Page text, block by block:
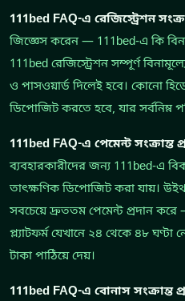
111bed FAQ-এ রেজিস্ট্রেশন
জিজ্ঞেস করেন — 111bed-এ কি
111bed রেজিস্ট্রেশন সম্পূর্ণ
ও পাসওয়ার্ড দিলেই হবে। কোনো
ডিপোজিট করতে হবে, যার সর্বনিম্ন
111bed FAQ-এ পেমেন্ট সংক্রান্ত
ব্যবহারকারীদের জন্য 111bed-এ
তাৎক্ষণিক ডিপোজিট করা যায়।
সবচেয়ে দ্রুততম পেমেন্ট প্রদান
প্ল্যাটফর্ম যেখানে ২৪ থেকে ৪৮ ঘণ্টা
টাকা পাঠিয়ে দেয়।
111bed FAQ-এ বোনাস সংক্রান্ত